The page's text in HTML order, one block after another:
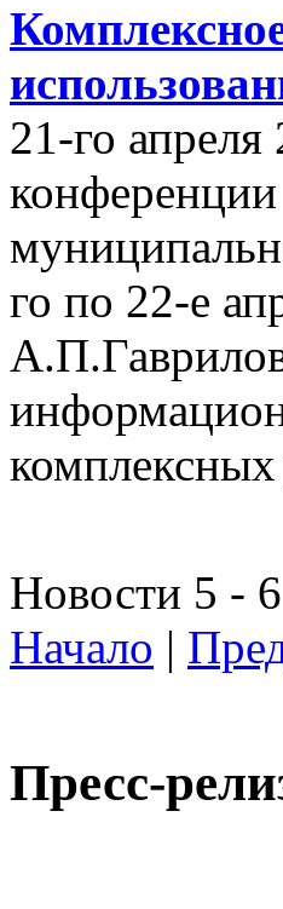
21-го
го по 22-е
Новости 5 -
Начало |
Пресс-